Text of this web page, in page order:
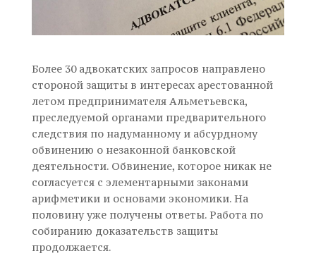
Более 30 адвокатских запросов направлено
стороной защиты в интересах арестованной
летом предпринимателя Альметьевска,
преследуемой органами предварительного
следствия по надуманному и абсурдному
обвинению о незаконной банковской
деятельности. Обвинение, которое никак не
согласуется с элементарными законами
арифметики и основами экономики. На
половину уже получены ответы. Работа по
собиранию доказательств защиты
продолжается.